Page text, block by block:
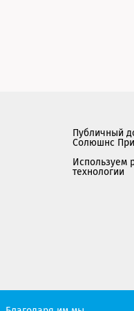
Публичный
Солюшнс
Используем
технологии